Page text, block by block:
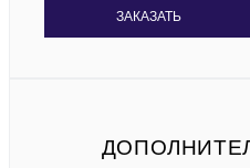
ЗАКАЗАТЬ